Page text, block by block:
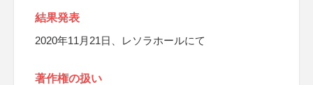
結果発表
2020年11月21日、レソラホールにて
著作権の扱い